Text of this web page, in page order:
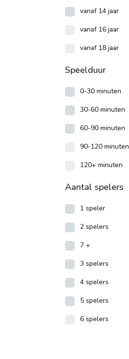
vanaf 14 jaar
vanaf 16 jaar
vanaf 18 jaar
Speelduur
0-30 minuten
30-60 minuten
60-90 minuten
90-120 minuten
120+ minuten
Aantal spelers
1 speler
2 spelers
7 +
3 spelers
4 spelers
5 spelers
6 spelers